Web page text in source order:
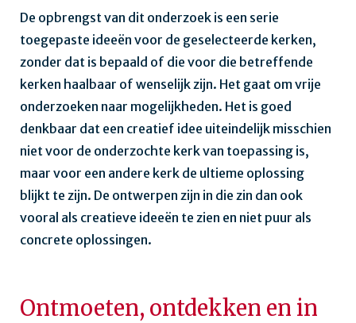
De opbrengst van dit onderzoek is een serie
toegepaste ideeën voor de geselecteerde kerken,
zonder dat is bepaald of die voor die betreffende
kerken haalbaar of wenselijk zijn. Het gaat om vrije
onderzoeken naar mogelijkheden. Het is goed
denkbaar dat een creatief idee uiteindelijk misschien
niet voor de onderzochte kerk van toepassing is,
maar voor een andere kerk de ultieme oplossing
blijkt te zijn. De ontwerpen zijn in die zin dan ook
vooral als creatieve ideeën te zien en niet puur als
concrete oplossingen.
Ontmoeten, ontdekken en in